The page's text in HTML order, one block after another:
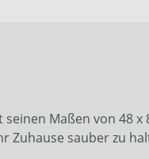
Maßen von 48 x
Zuhause sauber zu